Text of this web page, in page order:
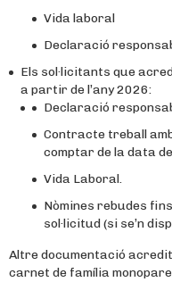
Vida laboral
Declaració
Els sol·licitants que
a partir de l’any 2026:
Declaració
Contracte treball
comptar de la data
Vida Laboral.
Nòmines rebudes
sol·licitud (si se’n
Altre documentació
carnet de família